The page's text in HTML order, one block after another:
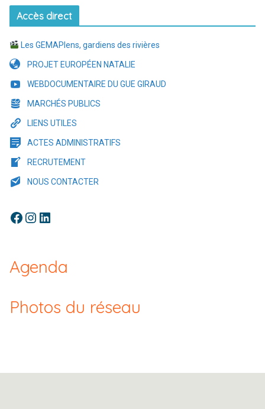
Accès direct
Les GEMAPIens, gardiens des rivières
PROJET EUROPÉEN NATALIE
WEBDOCUMENTAIRE DU GUE GIRAUD
MARCHÉS PUBLICS
LIENS UTILES
ACTES ADMINISTRATIFS
RECRUTEMENT
NOUS CONTACTER
Facebook Instagram LinkedIn
Agenda
Photos du réseau